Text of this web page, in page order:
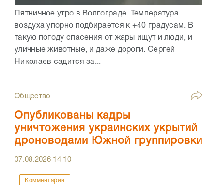
Пятничное утро в Волгограде. Температура
воздуха упорно подбирается к +40 градусам. В
такую погоду спасения от жары ищут и люди, и
уличные животные, и даже дороги. Сергей
Николаев садится за...
Общество
Опубликованы кадры
уничтожения украинских укрытий
дроноводами Южной группировки
07.08.2026 14:10
Комментарии